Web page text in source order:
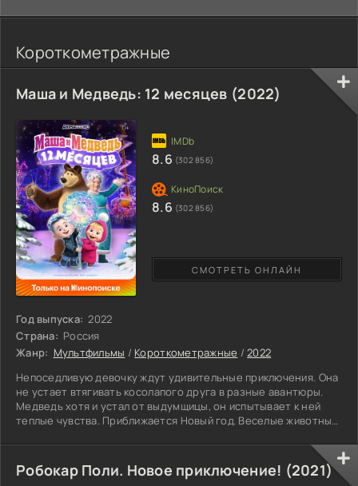
Короткометражные
Маша и Медведь: 12 месяцев (2022)
Год выпуска: 2022
Страна: Россия
Жанр: Мультфильмы / Короткометражные /2022
Непоседливую девочку ждут удивительные приключения. Она
не устает втягивать косолапого друга в разные авантюры.
Медведь хотя и устал от выдумщицы, он испытывает к ней
теплые чувства. Приближается Новый год. Веселые животные
присоединится к уборке и приготовлению праздничных
закусок. Девчонка тайком выскальзывает из дома. Недолго
думая, она отправляется по заснеженной тропинке в лес.
СМОТРЕТЬ ОНЛАЙН
8.6 (302 856)
8.6 (302 856)
Робокар Поли. Новое приключение! (2021)